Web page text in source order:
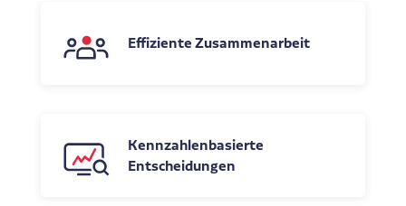
Effiziente Zusammenarbeit
Kennzahlenbasierte
Entscheidungen